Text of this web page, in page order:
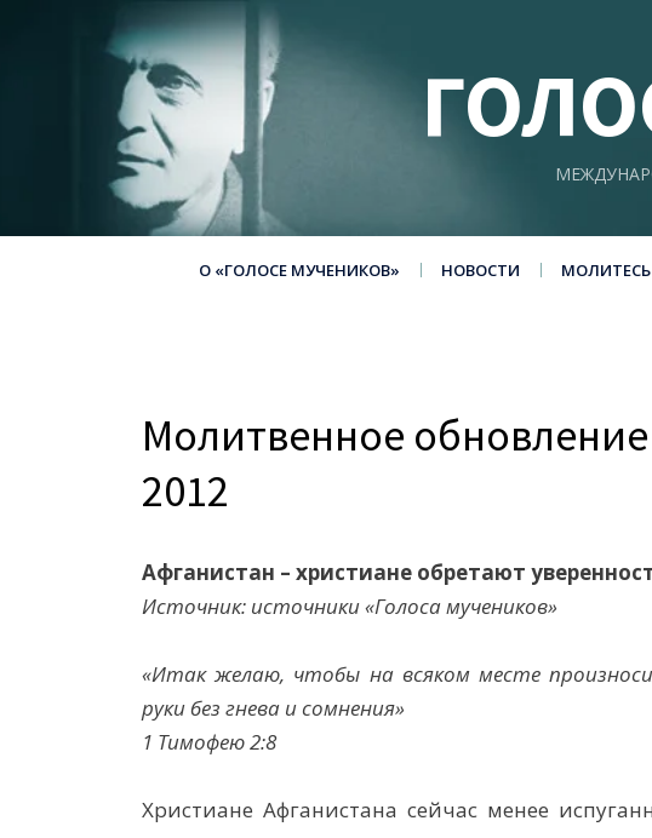
О «ГОЛОСЕ МУЧЕНИКОВ» НОВОСТИ МОЛИТЕСЬ
Молитвенное обновление
2012
Афганистан – христиане обретают
Источник: источники «Голоса мучеников»
«Итак желаю, чтобы на всяком месте
руки без гнева и сомнения»
1 Тимофею 2:8
Христиане Афганистана сейчас менее